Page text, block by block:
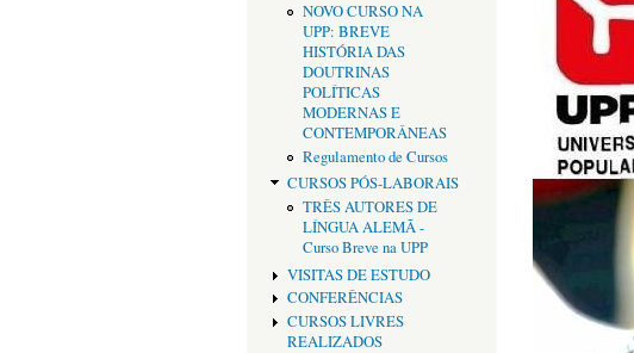
NOVO CURSO NA
UPP: BREVE
HISTÓRIA DAS
DOUTRINAS
POLÍTICAS
MODERNAS E
CONTEMPORÂNEAS
Regulamento de Cursos
CURSOS PÓS-LABORAIS
TRÊS AUTORES DE
LÍNGUA ALEMÃ -
Curso Breve na UPP
VISITAS DE ESTUDO
CONFERÊNCIAS
CURSOS LIVRES
REALIZADOS